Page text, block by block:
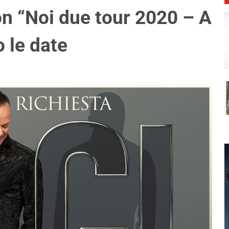
“Noi due tour 2020 – A
le date